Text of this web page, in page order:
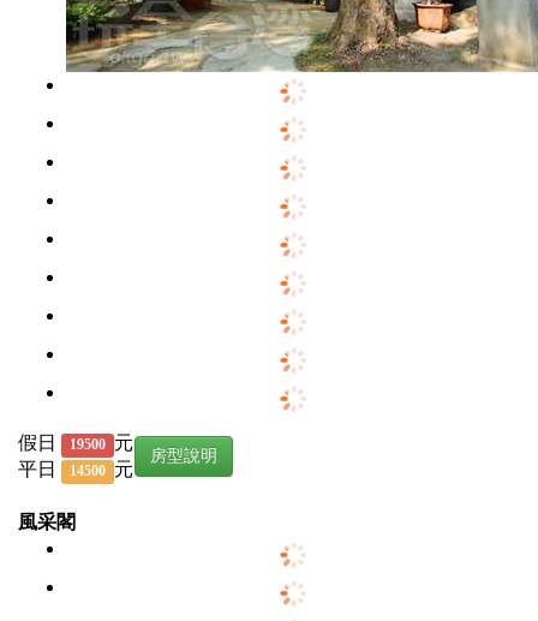
假日 19500 元
平日
14500 元
房型說明
風采閣